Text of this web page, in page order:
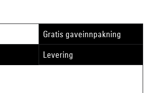
Gratis gaveinnpakning
Levering